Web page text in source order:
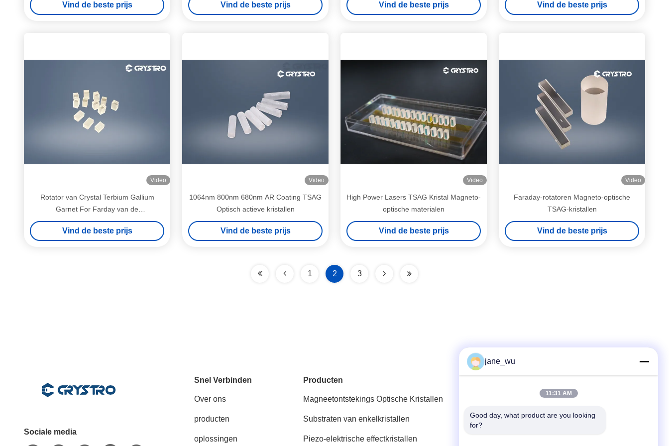
Vind de beste prijs Vind de beste prijs Vind de beste prijs Vind de beste prijs
Video
Rotator van Crystal Terbium Gallium
Garnet For Farday van de
Crystromagneetontsteking de Optische
Vind de beste prijs
Video
1064nm 800nm 680nm AR Coating TSAG
Optisch actieve kristallen
Vind de beste prijs
Video
High Power Lasers TSAG Kristal Magneto-
optische materialen
Vind de beste prijs
Video
Faraday-rotatoren Magneto-optische
TSAG-kristallen
Vind de beste prijs
1 2 3
Sociale media
Snel Verbinden
Over ons
producten
oplossingen
Producten
Magneetontstekings Optische Kristallen
Substraten van enkelkristallen
Piezo-elektrische effectkristallen
86-0551-63840886
jane_wu
11:31 AM
Good day, what product are you looking
for?